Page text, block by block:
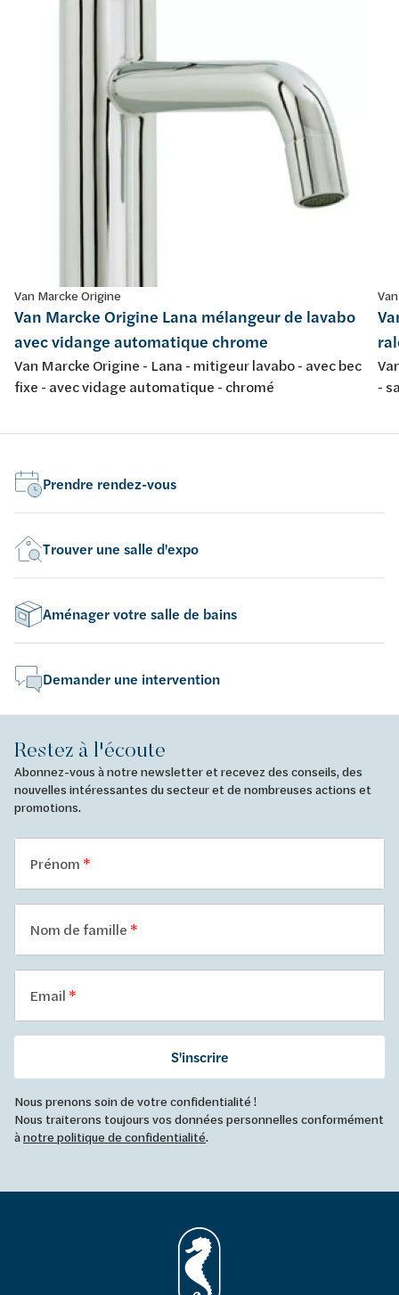
Van Marcke Origine
Van Marcke Origine Lana mélangeur de lavabo
avec vidange automatique chrome
Van Marcke Origine - Lana - mitigeur lavabo - avec bec
fixe - avec vidage automatique - chromé
-
Prendre rendez-vous
Trouver une salle d'expo
Aménager votre salle de bains
Demander une intervention
Restez à l'écoute
Abonnez-vous à notre newsletter et recevez des conseils, des
nouvelles intéressantes du secteur et de nombreuses actions et
promotions.
Prénom
Nom de famille
Email
S'inscrire
Nous prenons soin de votre confidentialité !
Nous traiterons toujours vos données personnelles conformément
ànotre politique de confidentialité.